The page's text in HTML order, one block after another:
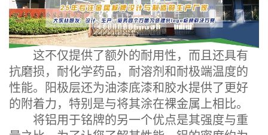
这不仅提供了额外的耐用性，而且还具有
抗磨损，耐化学药品，耐溶剂和耐极端温度的
性能。阳极层还为油漆底漆和胶水提供了更好
的附着力，特别是与将其涂在裸金属上相比。
将铝用于铭牌的另一个优点是其强度与重